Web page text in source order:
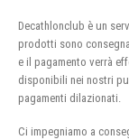
Decathlonclub è un
prodotti sono
e il pagamento verrà
disponibili nei nostri
pagamenti dilazionati.
Ci impegniamo a